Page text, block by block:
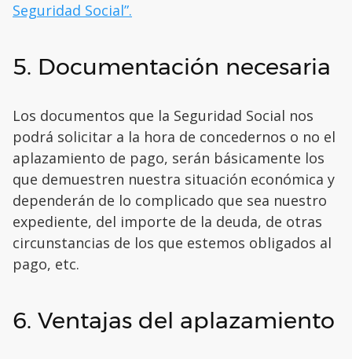
Seguridad Social”.
5. Documentación necesaria
Los documentos que la Seguridad Social nos
podrá solicitar a la hora de concedernos o no el
aplazamiento de pago, serán básicamente los
que demuestren nuestra situación económica y
dependerán de lo complicado que sea nuestro
expediente, del importe de la deuda, de otras
circunstancias de los que estemos obligados al
pago, etc.
6. Ventajas del aplazamiento